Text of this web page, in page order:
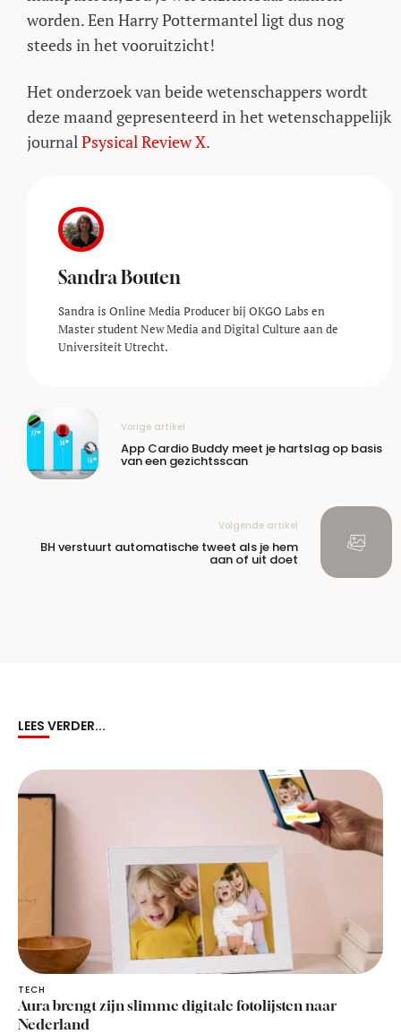
worden. Een Harry Pottermantel ligt dus nog
steeds in het vooruitzicht!
Het onderzoek van beide wetenschappers wordt
deze maand gepresenteerd in het wetenschappelijk
journal Psysical Review X.
Sandra Bouten
Sandra is Online Media Producer bij OKGO Labs en
Master student New Media and Digital Culture aan de
Universiteit Utrecht.
Vorige artikel
App Cardio Buddy meet je hartslag op basis
van een gezichtsscan
Volgende artikel
BH verstuurt automatische tweet als je hem
aan of uit doet
LEES VERDER...
TECH
Aura brengt zijn slimme digitale fotolijsten naar
Nederland